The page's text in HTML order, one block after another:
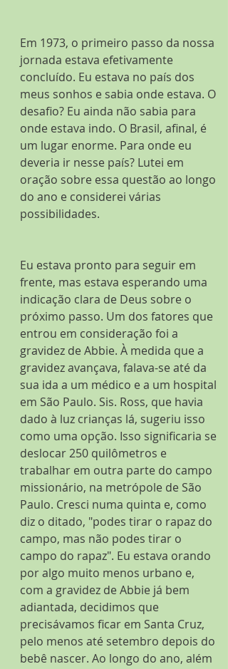
Em 1973, o primeiro passo da nossa
jornada estava efetivamente
concluído. Eu estava no país dos
meus sonhos e sabia onde estava. O
desafio? Eu ainda não sabia para
onde estava indo. O Brasil, afinal, é
um lugar enorme. Para onde eu
deveria ir nesse país? Lutei em
oração sobre essa questão ao longo
do ano e considerei várias
possibilidades.
Eu estava pronto para seguir em
frente, mas estava esperando uma
indicação clara de Deus sobre o
próximo passo. Um dos fatores que
entrou em consideração foi a
gravidez de Abbie. À medida que a
gravidez avançava, falava-se até da
sua ida a um médico e a um hospital
em São Paulo. Sis. Ross, que havia
dado à luz crianças lá, sugeriu isso
como uma opção. Isso significaria se
deslocar 250 quilômetros e
trabalhar em outra parte do campo
missionário, na metrópole de São
Paulo. Cresci numa quinta e, como
diz o ditado, "podes tirar o rapaz do
campo, mas não podes tirar o
campo do rapaz". Eu estava orando
por algo muito menos urbano e,
com a gravidez de Abbie já bem
adiantada, decidimos que
precisávamos ficar em Santa Cruz,
pelo menos até setembro depois do
bebê nascer. Ao longo do ano, além